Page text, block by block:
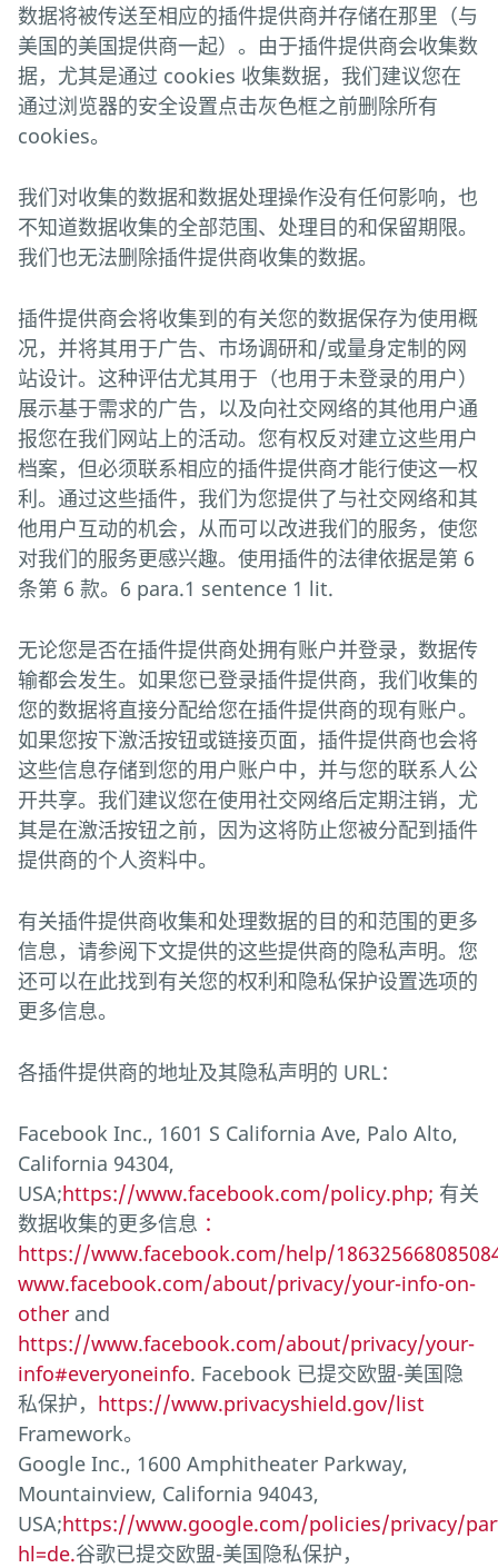
数据将被传送至相应的插件提供商并存储在那里（与
美国的美国提供商一起）。由于插件提供商会收集数
据，尤其是通过 cookies 收集数据，我们建议您在
通过浏览器的安全设置点击灰色框之前删除所有
cookies。
我们对收集的数据和数据处理操作没有任何影响，也
不知道数据收集的全部范围、处理目的和保留期限。
我们也无法删除插件提供商收集的数据。
插件提供商会将收集到的有关您的数据保存为使用概
况，并将其用于广告、市场调研和/或量身定制的网
站设计。这种评估尤其用于（也用于未登录的用户）
展示基于需求的广告，以及向社交网络的其他用户通
报您在我们网站上的活动。您有权反对建立这些用户
档案，但必须联系相应的插件提供商才能行使这一权
利。通过这些插件，我们为您提供了与社交网络和其
他用户互动的机会，从而可以改进我们的服务，使您
对我们的服务更感兴趣。使用插件的法律依据是第 6
条第 6 款。6 para.1 sentence 1 lit.
无论您是否在插件提供商处拥有账户并登录，数据传
输都会发生。如果您已登录插件提供商，我们收集的
您的数据将直接分配给您在插件提供商的现有账户。
如果您按下激活按钮或链接页面，插件提供商也会将
这些信息存储到您的用户账户中，并与您的联系人公
开共享。我们建议您在使用社交网络后定期注销，尤
其是在激活按钮之前，因为这将防止您被分配到插件
提供商的个人资料中。
有关插件提供商收集和处理数据的目的和范围的更多
信息，请参阅下文提供的这些提供商的隐私声明。您
还可以在此找到有关您的权利和隐私保护设置选项的
更多信息。
各插件提供商的地址及其隐私声明的 URL：
Facebook Inc., 1601 S California Ave, Palo Alto,
California 94304,
USA;https://www.facebook.com/policy.php; 有关
数据收集的更多信息 ：
https://www.facebook.com/help/
www.facebook.com/about/privacy/your-info-on-
other and
https://www.facebook.com/about/privacy/your-
info#everyoneinfo. Facebook 已提交欧盟-美国隐
私保护， https://www.privacyshield.gov/list
Framework。
Google Inc., 1600 Amphitheater Parkway,
Mountainview, California 94043,
USA;https://www.google.com/policies/privacy/
hl=de.谷歌已提交欧盟-美国隐私保护，